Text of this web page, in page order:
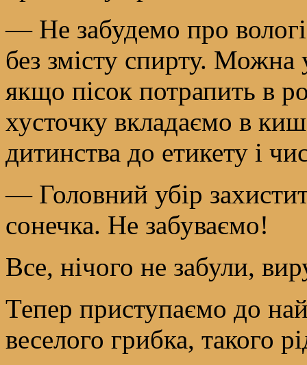
— Не забудемо про вологі
без змісту спирту.
якщо пісок потрапить в
хусточку вкладаємо в
дитинства до етикету і
— Головний убір
сонечка. Не забуваємо!
Все, нічого не забули,
Тепер приступаємо до
веселого грибка, такого